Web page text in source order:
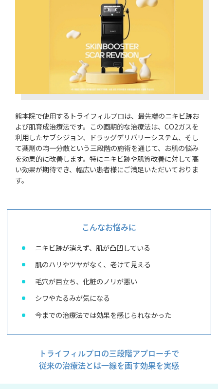
熊本院で使用するトライフィルプロは、最先端のニキビ跡お
よび肌育成治療法です。この画期的な治療法は、CO2ガスを
利用したサブシジョン、ドラッグデリバリーシステム、そし
て薬剤の均一分散という三段階の施術を通じて、お肌の悩み
を効果的に改善します。特にニキビ跡や肌質改善に対して高
い効果が期待でき、幅広い患者様にご満足いただいておりま
す。
こんなお悩みに
ニキビ跡が消えず、肌が凸凹している
肌のハリやツヤがなく、老けて見える
毛穴が目立ち、化粧のノリが悪い
シワやたるみが気になる
今までの治療法では効果を感じられなかった
トライフィルプロの三段階アプローチで
従来の治療法とは一線を画す効果を実感